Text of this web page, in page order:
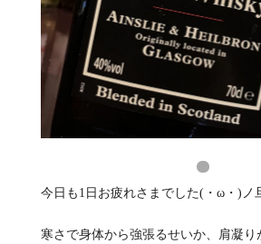
今日も1日お疲れさまでした(・ω・)ノ
寒さで身体から強張るせいか、肩凝り